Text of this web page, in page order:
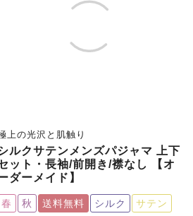
上の光沢と肌触り
ルクサテンメンズパジャマ 上下
ット・長袖/前開き/襟なし 【オ
ダーメイド】
春 秋 送料無料 シルク サテン